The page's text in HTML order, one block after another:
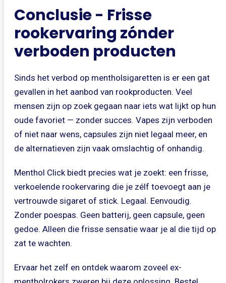
Conclusie - Frisse
rookervaring zónder
verboden producten
Sinds het verbod op mentholsigaretten is er een gat
gevallen in het aanbod van rookproducten. Veel
mensen zijn op zoek gegaan naar iets wat lijkt op hun
oude favoriet — zonder succes. Vapes zijn verboden
of niet naar wens, capsules zijn niet legaal meer, en
de alternatieven zijn vaak omslachtig of onhandig.
Menthol Click biedt precies wat je zoekt: een frisse,
verkoelende rookervaring die je zélf toevoegt aan je
vertrouwde sigaret of stick. Legaal. Eenvoudig.
Zonder poespas. Geen batterij, geen capsule, geen
gedoe. Alleen die frisse sensatie waar je al die tijd op
zat te wachten.
Ervaar het zelf en ontdek waarom zoveel ex-